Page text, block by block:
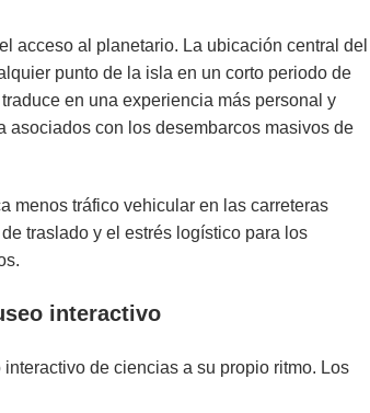
acceso al planetario. La ubicación central del
punto de la isla en un corto periodo de
en una experiencia más personal y
asociados con los desembarcos masivos de
menos tráfico vehicular en las carreteras
traslado y el estrés logístico para los
interactivo
de ciencias a su propio ritmo. Los